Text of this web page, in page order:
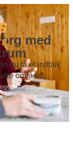
med
du få et indblik
område.